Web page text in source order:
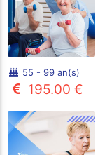
55 - 99 an(s)
195.00 €